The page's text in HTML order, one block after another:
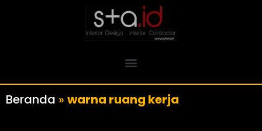
Beranda » warna ruang kerja